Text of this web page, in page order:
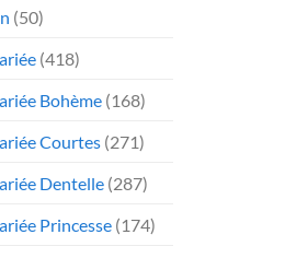
(50)
(418)
Bohème (168)
Courtes (271)
Dentelle (287)
Princesse (174)